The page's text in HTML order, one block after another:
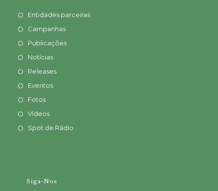
Entidades parceiras
Campanhas
Publicações
Notícias
Releases
Eventos
Fotos
Vídeos
Spot de Rádio
Siga-Nos